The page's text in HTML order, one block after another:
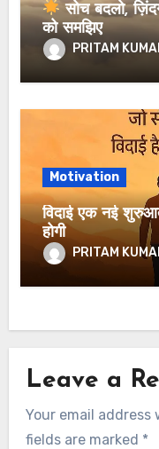
सोच बदलो,
को समझिए
PRITAM
Motivation
विदाई एक नई
होगी
PRITAM
Leave a
Your email address
fields are marked *